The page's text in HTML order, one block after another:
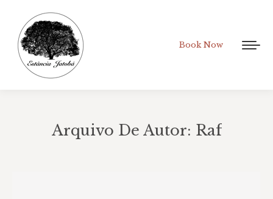
Book Now
Arquivo De Autor: Raf